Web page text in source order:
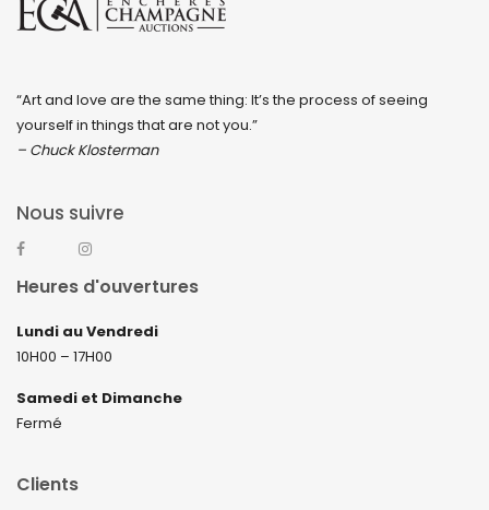
“Art and love are the same thing: It’s the process of seeing
yourself in things that are not you.”
– Chuck Klosterman
Nous suivre
Heures d'ouvertures
Lundi au Vendredi
10H00 – 17H00
Samedi et Dimanche
Fermé
Clients